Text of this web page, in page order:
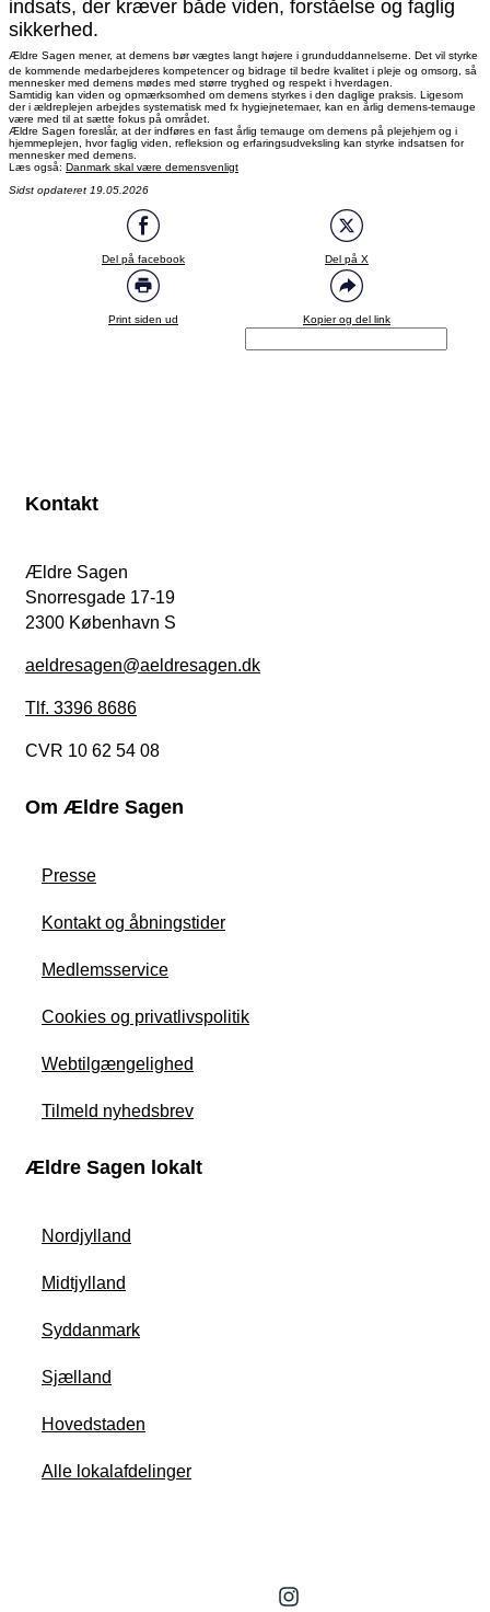
indsats, der kræver både viden, forståelse og faglig
sikkerhed.
Ældre Sagen mener, at demens bør vægtes langt højere i grunduddannelserne. Det vil styrke
de kommende medarbejderes kompetencer og bidrage til bedre kvalitet i pleje og omsorg, så
mennesker med demens mødes med større tryghed og respekt i hverdagen.
Samtidig kan viden og opmærksomhed om demens styrkes i den daglige praksis. Ligesom
der i ældreplejen arbejdes systematisk med fx hygiejnetemaer, kan en årlig demens-temauge
være med til at sætte fokus på området.
Ældre Sagen foreslår, at der indføres en fast årlig temauge om demens på plejehjem og i
hjemmeplejen, hvor faglig viden, refleksion og erfaringsudveksling kan styrke indsatsen for
mennesker med demens.
Læs også: Danmark skal være demensvenligt
Sidst opdateret 19.05.2026
Del på facebook Del på X
Print siden ud Kopier og del link
Kontakt
Ældre Sagen
Snorresgade 17-19
2300 København S
aeldresagen@aeldresagen.dk
Tlf. 3396 8686
CVR 10 62 54 08
Om Ældre Sagen
Presse
Kontakt og åbningstider
Medlemsservice
Cookies og privatlivspolitik
Webtilgængelighed
Tilmeld nyhedsbrev
Ældre Sagen lokalt
Nordjylland
Midtjylland
Syddanmark
Sjælland
Hovedstaden
Alle lokalafdelinger